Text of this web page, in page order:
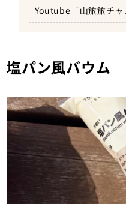
Youtube「山旅旅チャ
塩パン風バウム